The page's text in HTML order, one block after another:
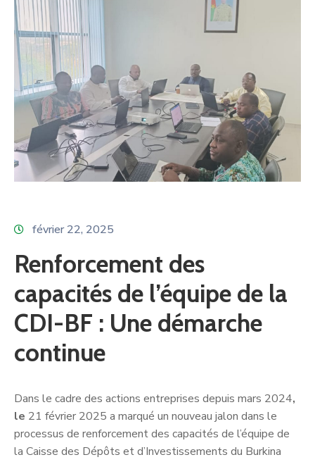
février 22, 2025
Renforcement des
capacités de l’équipe de la
CDI-BF : Une démarche
continue
Dans le cadre des actions entreprises depuis mars 2024,
le 21 février 2025 a marqué un nouveau jalon dans le
processus de renforcement des capacités de l’équipe de
la Caisse des Dépôts et d’Investissements du Burkina